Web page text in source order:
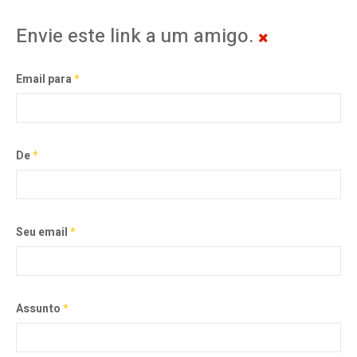
Envie este link a um amigo.
Email para*
De*
Seu email*
Assunto*